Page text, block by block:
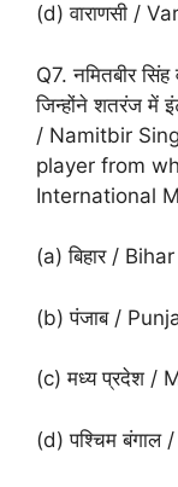
(d) वाराणसी /
Q7. नमितबीर
जिन्होंने शतरंज में
/ Namitbir
player from
International
(a) बिहार / Bihar
(b) पंजाब /
(c) मध्य प्रदेश /
(d) पश्चिम बंगाल